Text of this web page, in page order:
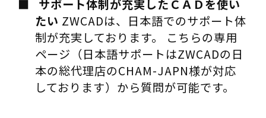
サポート体制が充実したＣＡＤを使い
たい ZWCADは、日本語でのサポート体
制が充実しております。 こちらの専用
ページ（日本語サポートはZWCADの日
本の総代理店のCHAM-JAPN様が対応
しております）から質問が可能です。